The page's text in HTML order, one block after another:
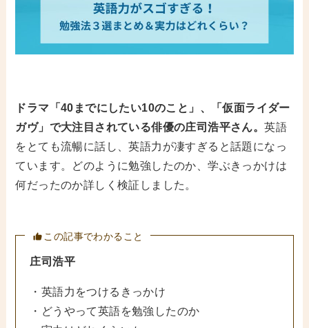
ドラマ「40までにしたい10のこと」、「仮面ライダー
ガヴ」で大注目されている俳優の庄司浩平さん。英語
をとても流暢に話し、英語力が凄すぎると話題になっ
ています。どのように勉強したのか、学ぶきっかけは
何だったのか詳しく検証しました。
この記事でわかること
庄司浩平
・英語力をつけるきっかけ
・どうやって英語を勉強したのか